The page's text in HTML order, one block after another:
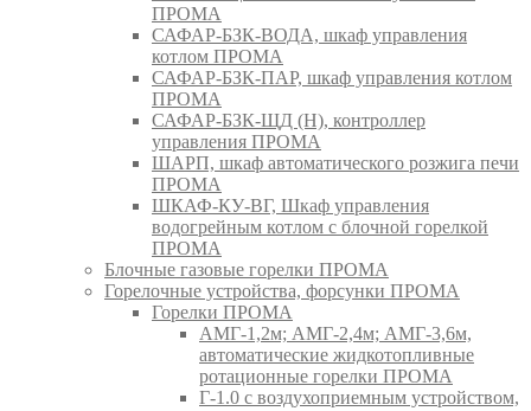
ПРОМА
САФАР-БЗК-ВОДА, шкаф управления
котлом ПРОМА
САФАР-БЗК-ПАР, шкаф управления котлом
ПРОМА
САФАР-БЗК-ЩД (Н), контроллер
управления ПРОМА
ШАРП, шкаф автоматического розжига печи
ПРОМА
ШКАФ-КУ-ВГ, Шкаф управления
водогрейным котлом с блочной горелкой
ПРОМА
Блочные газовые горелки ПРОМА
Горелочные устройства, форсунки ПРОМА
Горелки ПРОМА
АМГ-1,2м; АМГ-2,4м; АМГ-3,6м,
автоматические жидкотопливные
ротационные горелки ПРОМА
Г-1.0 с воздухоприемным устройством,